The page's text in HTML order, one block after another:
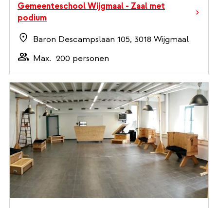
Gemeenteschool Wijgmaal - Zaal met
podium
Baron Descampslaan 105, 3018 Wijgmaal
Max. 200 personen